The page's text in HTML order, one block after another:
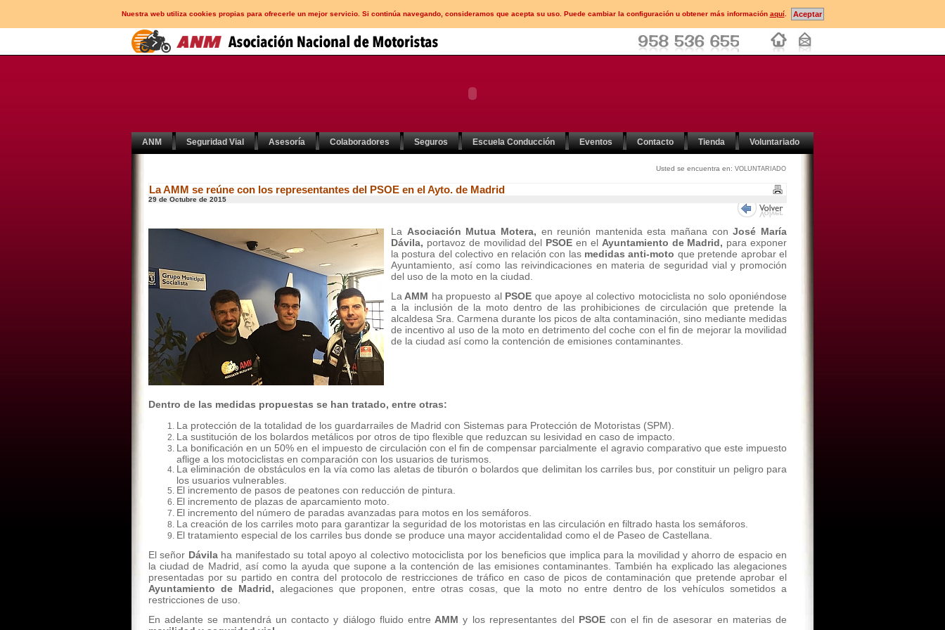
Nuestra web utiliza cookies propias para ofrecerle un mejor servicio. Si continúa navegando, consideramos que acepta su uso. Puede cambiar la configuración u obtener más información aquí.
ANM Seguridad Vial Asesoría Colaboradores Seguros Escuela Conducción Eventos Contacto Tienda Voluntariado
Usted se encuentra en: VOLUNTARIADO
La AMM se reúne con los representantes del PSOE en el Ayto. de Madrid
29 de Octubre de 2015
La Asociación Mutua Motera, en reunión mantenida esta mañana conJosé María
Dávila, portavoz de movilidad del PSOE en el Ayuntamiento de Madrid, para exponer
la postura del colectivo en relación con las medidas anti-moto que pretende aprobar el
Ayuntamiento, así como las reivindicaciones en materia de seguridad vial y promoción
del uso de la moto en la ciudad.
La AMM ha propuesto al PSOE que apoye al colectivo motociclista no solo oponiéndose
a la inclusión de la moto dentro de las prohibiciones de circulación que pretende la
alcaldesa Sra. Carmena durante los picos de alta contaminación, sino mediante medidas
de incentivo al uso de la moto en detrimento del coche con el fin de mejorar la movilidad
de la ciudad así como la contención de emisiones contaminantes.
Dentro de las medidas propuestas se han tratado, entre otras:
La protección de la totalidad de los guardarrailes de Madrid con Sistemas para Protección de Motoristas (SPM).
La sustitución de los bolardos metálicos por otros de tipo flexible que reduzcan su lesividad en caso de impacto.
La bonificación en un 50% en el impuesto de circulación con el fin de compensar parcialmente el agravio comparativo que este impuesto
aflige a los motociclistas en comparación con los usuarios de turismos.
La eliminación de obstáculos en la vía como las aletas de tiburón o bolardos que delimitan los carriles bus, por constituir un peligro para
los usuarios vulnerables.
El incremento de pasos de peatones con reducción de pintura.
El incremento de plazas de aparcamiento moto.
El incremento del número de paradas avanzadas para motos en los semáforos.
La creación de los carriles moto para garantizar la seguridad de los motoristas en las circulación en filtrado hasta los semáforos.
El tratamiento especial de los carriles bus donde se produce una mayor accidentalidad como el de Paseo de Castellana.
El señor Dávilaha manifestado su total apoyo al colectivo motociclista por los beneficios que implica para la movilidad y ahorro de espacio en
la ciudad de Madrid, así como la ayuda que supone a la contención de las emisiones contaminantes. También ha explicado las alegaciones
presentadas por su partido en contra del protocolo de restricciones de tráfico en caso de picos de contaminación que pretende aprobar el
Ayuntamiento de Madrid, alegaciones que proponen, entre otras cosas, que la moto no entre dentro de los vehículos sometidos a
restricciones de uso.
En adelante se mantendrá un contacto y diálogo fluido entre AMMy los representantes del PSOE con el fin de asesorar en materias de